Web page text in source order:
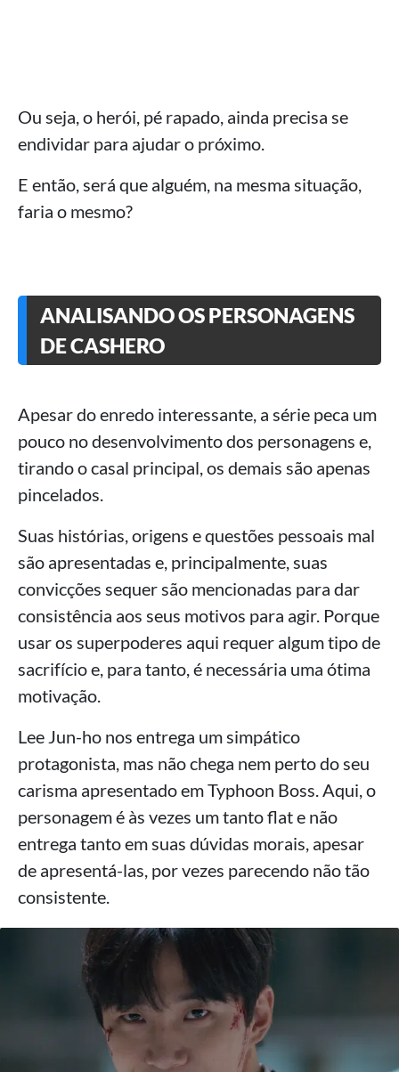
Ou seja, o herói, pé rapado, ainda precisa se
endividar para ajudar o próximo.
E então, será que alguém, na mesma situação,
faria o mesmo?
ANALISANDO OS PERSONAGENS
DE CASHERO
Apesar do enredo interessante, a série peca um
pouco no desenvolvimento dos personagens e,
tirando o casal principal, os demais são apenas
pincelados.
Suas histórias, origens e questões pessoais mal
são apresentadas e, principalmente, suas
convicções sequer são mencionadas para dar
consistência aos seus motivos para agir. Porque
usar os superpoderes aqui requer algum tipo de
sacrifício e, para tanto, é necessária uma ótima
motivação.
Lee Jun-ho nos entrega um simpático
protagonista, mas não chega nem perto do seu
carisma apresentado em Typhoon Boss. Aqui, o
personagem é às vezes um tanto flat e não
entrega tanto em suas dúvidas morais, apesar
de apresentá-las, por vezes parecendo não tão
consistente.